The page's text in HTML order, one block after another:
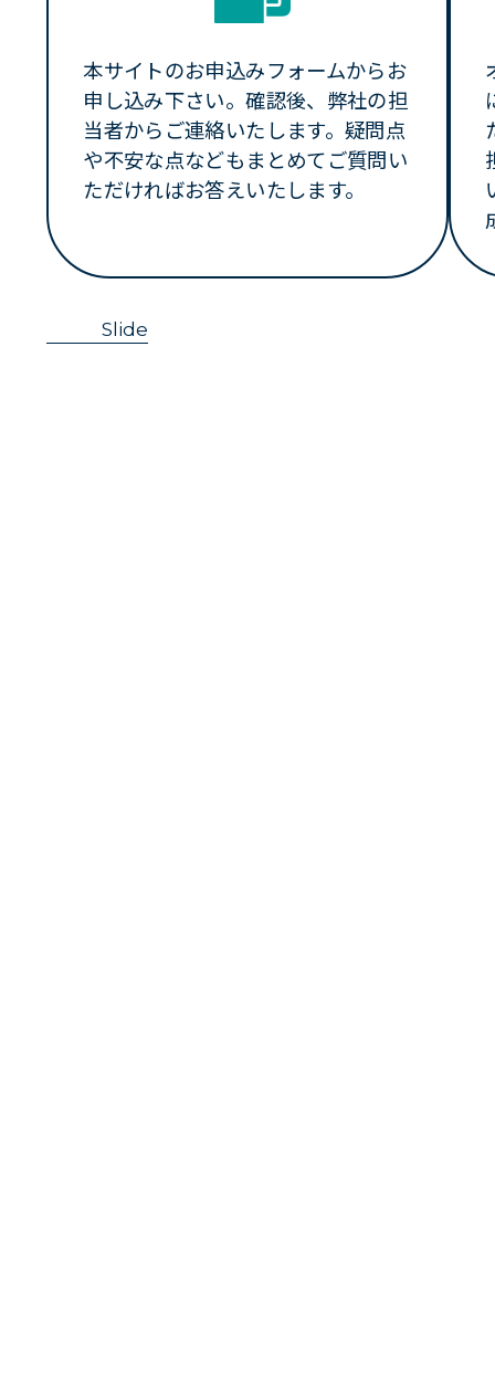
本サイトのお申込みフォームからお
申し込み下さい。確認後、弊社の担
当者からご連絡いたします。疑問点
や不安な点などもまとめてご質問い
ただければお答えいたします。
Slide